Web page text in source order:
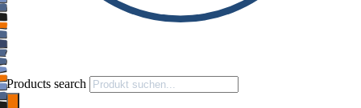
Products search